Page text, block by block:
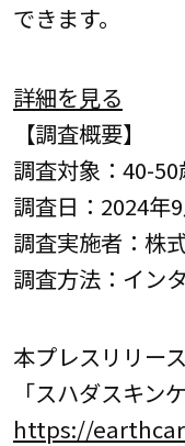
できます。
詳細を見る
【調査概要】
調査対象：40-
調査日：2024年
調査実施者：株
調査方法：イン
本プレスリリー
「スハダスキン
https://